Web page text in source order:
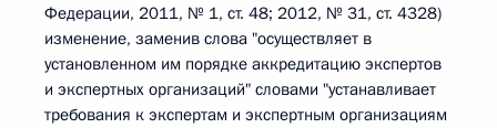
Федерации, 2011, № 1, ст. 48; 2012, № 31, ст. 4328)
изменение, заменив слова "осуществляет в
установленном им порядке аккредитацию экспертов
и экспертных организаций" словами "устанавливает
требования к экспертам и экспертным организациям